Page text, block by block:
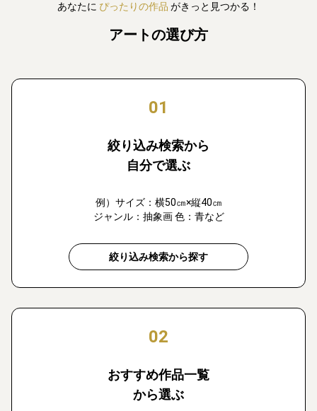
あなたに ぴったりの作品 がきっと見つかる！
アートの選び方
01
絞り込み検索から
自分で選ぶ
例）サイズ：横50㎝×縦40㎝
ジャンル：抽象画 色：青など
絞り込み検索から探す
02
おすすめ作品一覧
から選ぶ